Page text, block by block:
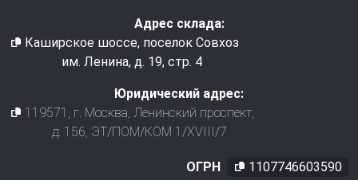
Адрес склада:
Каширское шоссе, поселок Совхоз
им. Ленина, д. 19, стр. 4
Юридический адрес:
119571
, г. Москва Ленинский проспект,
д. 156, ЭТ/ПОМ/КОМ 1/XVIII/7
ОГРН
1107746603590